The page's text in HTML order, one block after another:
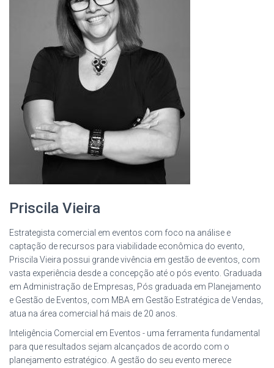
Priscila Vieira
Estrategista comercial em eventos com foco na análise e
captação de recursos para viabilidade econômica do evento,
Priscila Vieira possui grande vivência em gestão de eventos, com
vasta experiência desde a concepção até o pós evento. Graduada
em Administração de Empresas, Pós graduada em Planejamento
e Gestão de Eventos, com MBA em Gestão Estratégica de Vendas,
atua na área comercial há mais de 20 anos.
Inteligência Comercial em Eventos - uma ferramenta fundamental
para que resultados sejam alcançados de acordo com o
planejamento estratégico. A gestão do seu evento merece